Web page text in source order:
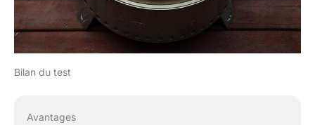
Bilan du test
Avantages